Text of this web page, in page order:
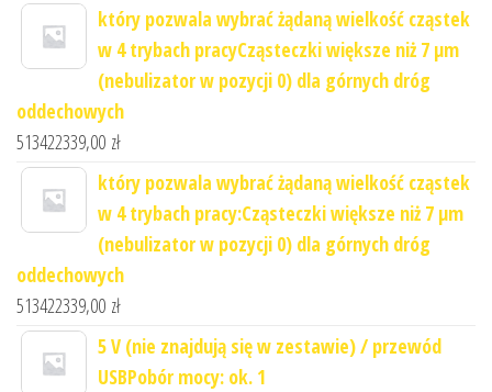
który pozwala wybrać żądaną wielkość cząstek
w 4 trybach pracyCząsteczki większe niż 7 μm
(nebulizator w pozycji 0) dla górnych dróg
oddechowych
513422339,00 zł
który pozwala wybrać żądaną wielkość cząstek
w 4 trybach pracy:Cząsteczki większe niż 7 μm
(nebulizator w pozycji 0) dla górnych dróg
oddechowych
513422339,00 zł
5 V (nie znajdują się w zestawie) / przewód
USBPobór mocy: ok. 1